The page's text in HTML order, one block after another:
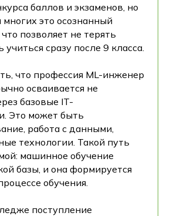
баллов и экзаменов, но
это осознанный
позволяет не терять
учиться сразу после 9 класса.
что профессия ML-инженер
осваивается не
базовые IT-
Это может быть
работа с данными,
технологии. Такой путь
машинное обучение
базы, и она формируется
обучения.
поступление